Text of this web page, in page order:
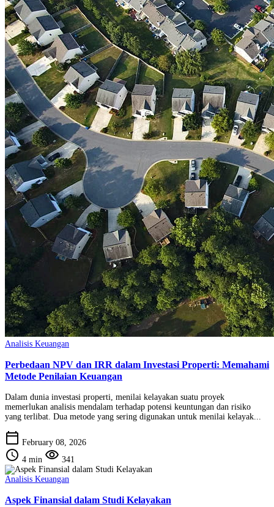
Analisis Keuangan
Perbedaan NPV dan IRR dalam Investasi Properti: Memahami
Metode Penilaian Keuangan
Dalam dunia investasi properti, menilai kelayakan suatu proyek
memerlukan analisis mendalam terhadap potensi keuntungan dan risiko
yang terlibat. Dua metode yang sering digunakan untuk menilai kelayak...
calendar_today February 08, 2026
schedule 4 min visibility 341
Analisis Keuangan
Aspek Finansial dalam Studi Kelayakan